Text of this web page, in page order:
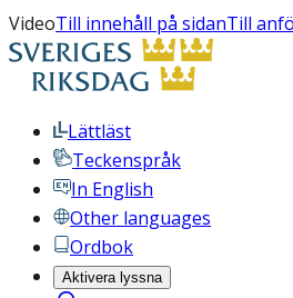
VideoTill innehåll på sidanTill
Lättläst
Teckenspråk
In English
Other languages
Ordbok
Aktivera lyssna